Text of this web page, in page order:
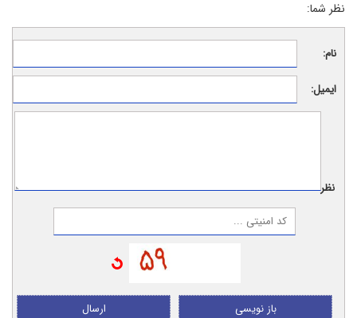
نظر شما:
نام:
ایمیل:
نظر:
ارسال باز نویسی